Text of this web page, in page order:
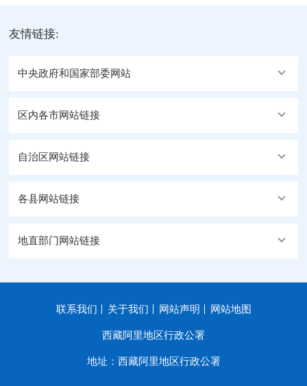
友情链接:
中央政府和国家部委网站
区内各市网站链接
自治区网站链接
各县网站链接
地直部门网站链接
联系我们 关于我们 网站声明 网站地图
西藏阿里地区行政公署
地址：西藏阿里地区行政公署